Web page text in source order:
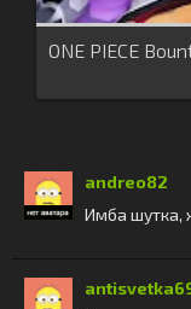
ONE PIECE
andreo82
Имба